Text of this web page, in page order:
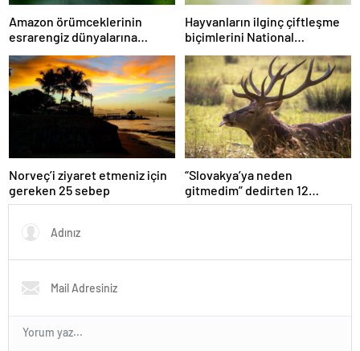
Amazon örümceklerinin
esrarengiz dünyalarına
gitmeye hazır olun.
Hayvanların ilginç çiftleşme
biçimlerini National
Geographic görüntüledi.
Norveç’i ziyaret etmeniz için
gereken 25 sebep
“Slovakya’ya neden
gitmedim” dedirten 12
fotoğraf